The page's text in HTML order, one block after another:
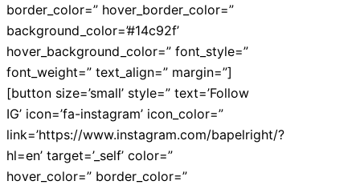
border_color=” hover_border_color=”
background_color=’#14c92f’
hover_background_color=” font_style=”
font_weight=” text_align=” margin=”]
[button size=’small’ style=” text=’Follow
IG’ icon=’fa-instagram’ icon_color=”
link=’https://www.instagram.com/bapelright/?
hl=en’ target=’_self’ color=”
hover_color=” border_color=”